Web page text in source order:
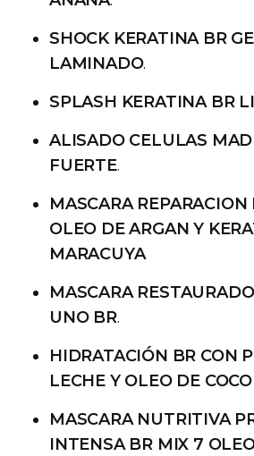
SHOCK KERATINA BR
LAMINADO.
SPLASH KERATINA BR
ALISADO CELULAS
FUERTE.
MASCARA
OLEO DE ARGAN Y
MARACUYA
MASCARA
UNO BR.
HIDRATACIÓN BR CON
LECHE Y OLEO DE
MASCARA NUTRITIVA
INTENSA BR MIX 7